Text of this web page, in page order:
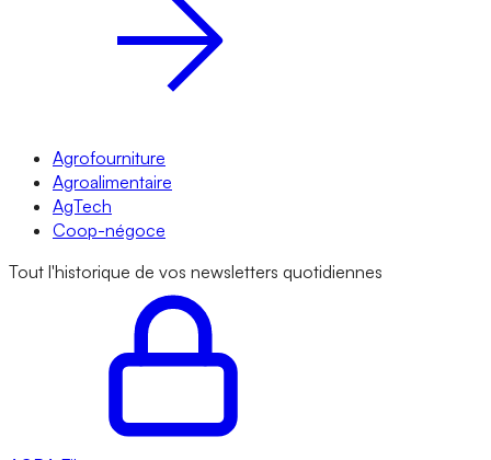
Agrofourniture
Agroalimentaire
AgTech
Coop-négoce
Tout l'historique de vos newsletters quotidiennes